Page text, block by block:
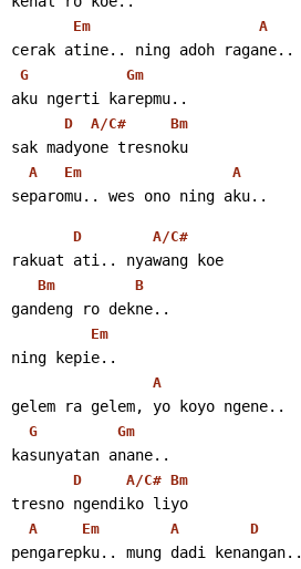
Em A
cerak atine.. ning adoh ragane..
G Gm
aku ngerti karepmu..
D A/C# Bm
sak madyone tresnoku
A Em A
separomu.. wes ono ning aku..
D A/C#
rakuat ati.. nyawang koe
Bm B
gandeng ro dekne..
Em
ning kepie..
A
gelem ra gelem, yo koyo ngene..
G Gm
kasunyatan anane..
D A/C# Bm
tresno ngendiko liyo
A Em A D
pengarepku.. mung dadi kenangan..